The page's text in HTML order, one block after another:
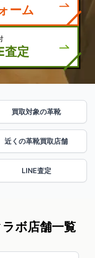
ーム
査定
買取対象の革靴
近くの革靴買取店舗
LINE査定
ボ店舗一覧